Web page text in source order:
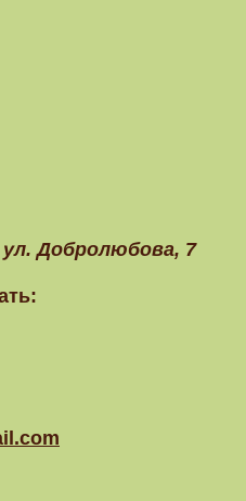
Добролюбова, 7